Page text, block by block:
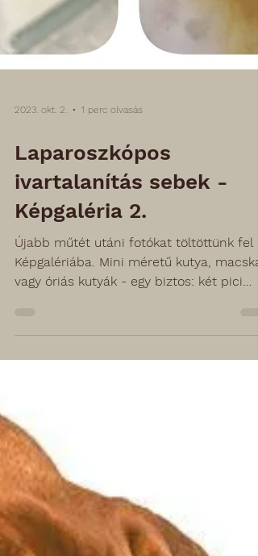
2023. okt. 2. 1 perc olvasás
Laparoszkópos
ivartalanítás sebek -
Képgaléria 2.